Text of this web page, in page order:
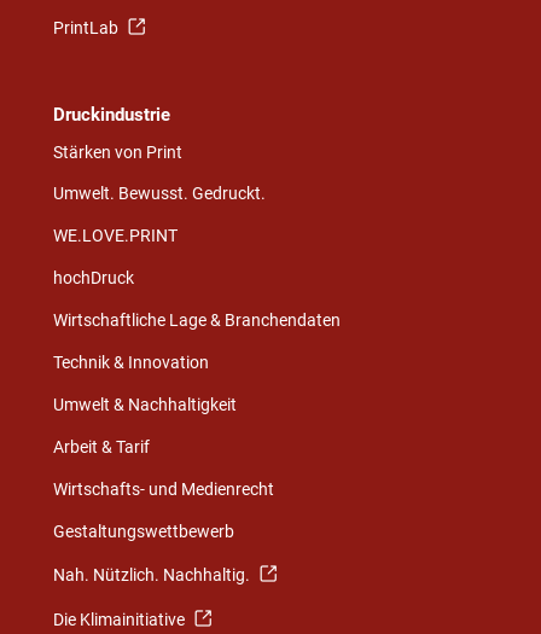
PrintLab
Druckindustrie
Stärken von Print
Umwelt. Bewusst. Gedruckt.
WE.LOVE.PRINT
hochDruck
Wirtschaftliche Lage & Branchendaten
Technik & Innovation
Umwelt & Nachhaltigkeit
Arbeit & Tarif
Wirtschafts- und Medienrecht
Gestaltungswettbewerb
Nah. Nützlich. Nachhaltig.
Die Klimainitiative